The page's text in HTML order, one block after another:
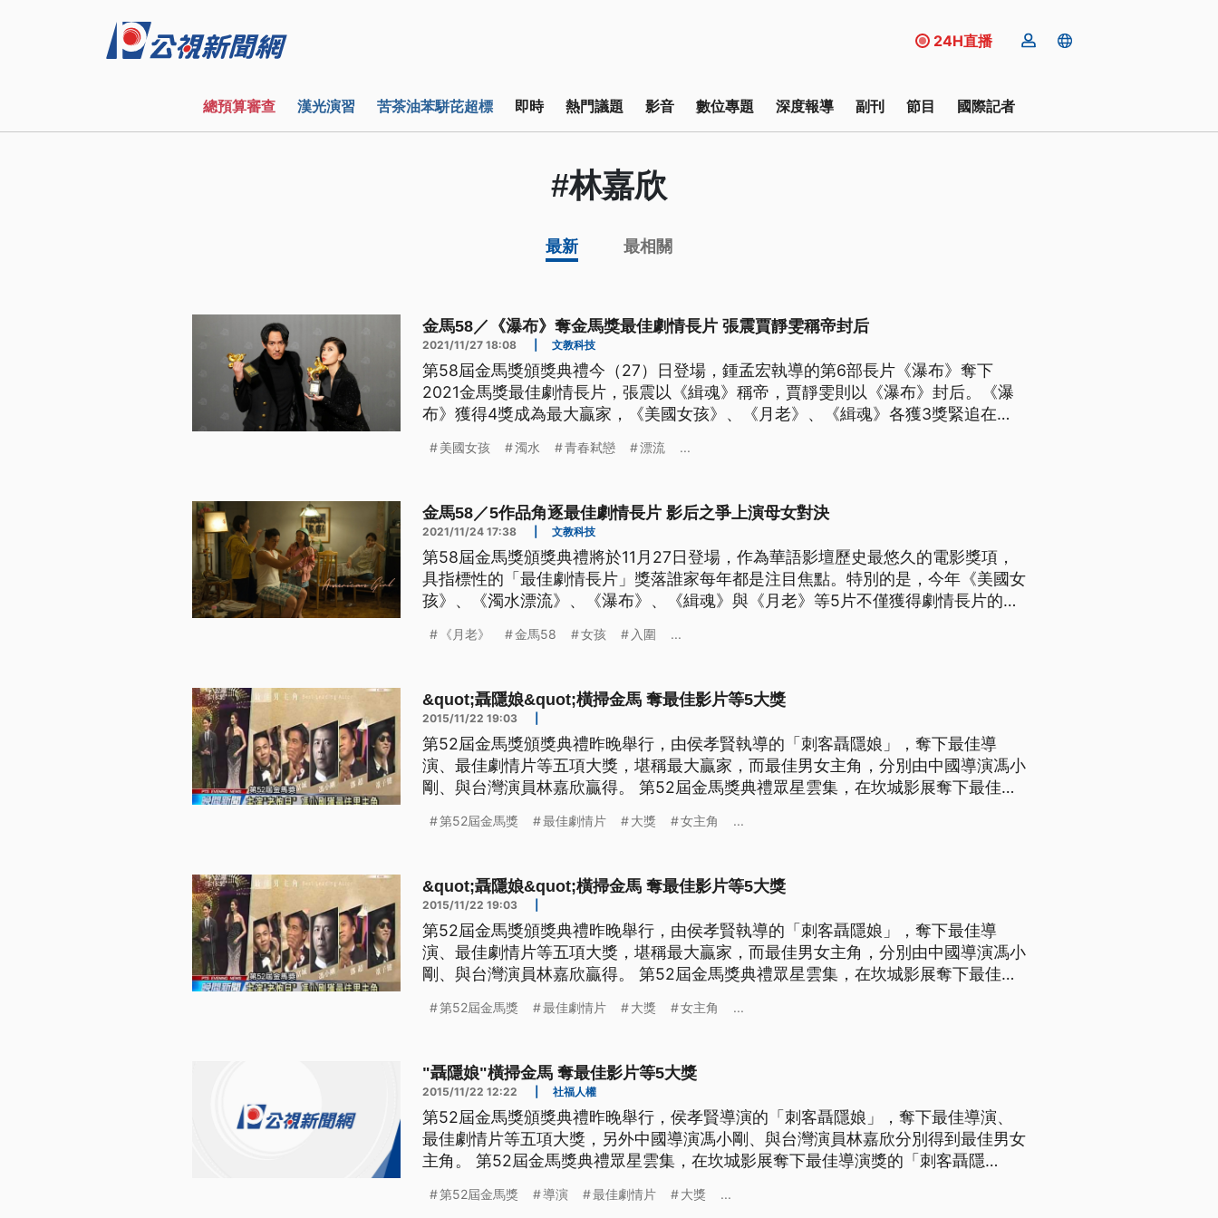
24H直播
總預算審查 漢光演習 苦茶油苯駢芘超標 即時 熱門議題 影音 數位專題 深度報導 副刊 節目 國際記者
#林嘉欣
最新 最相關
金馬58／《瀑布》奪金馬獎最佳劇情長片 張震賈靜雯稱帝封后
2021/11/27 18:08 文教科技
第58屆金馬獎頒獎典禮今（27）日登場，鍾孟宏執導的第6部長片《瀑布》奪下
2021金馬獎最佳劇情長片，張震以《緝魂》稱帝，賈靜雯則以《瀑布》封后。《瀑
布》獲得4獎成為最大贏家，《美國女孩》、《月老》、《緝魂》各獲3獎緊追在
美國女孩 濁水 青春弒戀 漂流 ...
金馬58／5作品角逐最佳劇情長片 影后之爭上演母女對決
2021/11/24 17:38 文教科技
第58屆金馬獎頒獎典禮將於11月27日登場，作為華語影壇歷史最悠久的電影獎項，
具指標性的「最佳劇情長片」獎落誰家每年都是注目焦點。特別的是，今年《美國女
孩》、《濁水漂流》、《瀑布》、《緝魂》與《月老》等5片不僅獲得劇情長片的提
《月老》 金馬58 女孩 入圍 ...
&quot;聶隱娘&quot;橫掃金馬 奪最佳影片等5大獎
2015/11/22 19:03
第52屆金馬獎頒獎典禮昨晚舉行，由侯孝賢執導的「刺客聶隱娘」，奪下最佳導
演、最佳劇情片等五項大獎，堪稱最大贏家，而最佳男女主角，分別由中國導演馮小
剛、與台灣演員林嘉欣贏得。 第52屆金馬獎典禮眾星雲集，在坎城影展奪下最佳導
音效」、「最佳攝影」、「最佳導演」、以及最大獎「最佳劇情片」等五項大獎。
第52屆金馬獎 最佳劇情片 大獎 女主角 ...
&quot;聶隱娘&quot;橫掃金馬 奪最佳影片等5大獎
2015/11/22 19:03
第52屆金馬獎頒獎典禮昨晚舉行，由侯孝賢執導的「刺客聶隱娘」，奪下最佳導
演、最佳劇情片等五項大獎，堪稱最大贏家，而最佳男女主角，分別由中國導演馮小
剛、與台灣演員林嘉欣贏得。 第52屆金馬獎典禮眾星雲集，在坎城影展奪下最佳導
音效」、「最佳攝影」、「最佳導演」、以及最大獎「最佳劇情片」等五項大獎。
第52屆金馬獎 最佳劇情片 大獎 女主角 ...
"聶隱娘"橫掃金馬 奪最佳影片等5大獎
2015/11/22 12:22 社福人權
第52屆金馬獎頒獎典禮昨晚舉行，侯孝賢導演的「刺客聶隱娘」，奪下最佳導演、
最佳劇情片等五項大獎，另外中國導演馮小剛、與台灣演員林嘉欣分別得到最佳男女
主角。 第52屆金馬獎典禮眾星雲集，在坎城影展奪下最佳導演獎的「刺客聶隱
影」、「最佳導演」、以及最大獎「最佳劇情片」等五項大獎。 ==第52屆金馬獎最
第52屆金馬獎 導演 最佳劇情片 大獎 ...